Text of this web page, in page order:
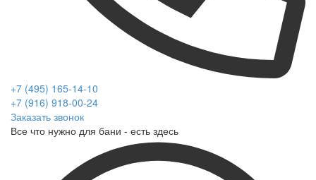
+7 (495) 165-14-10
+7 (916) 918-00-24
Заказать звонок
Все что нужно для бани - есть здесь